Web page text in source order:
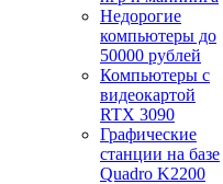
Недорогие
компьютеры до
50000 рублей
Компьютеры с
видеокартой
RTX 3090
Графические
станции на базе
Quadro K2200